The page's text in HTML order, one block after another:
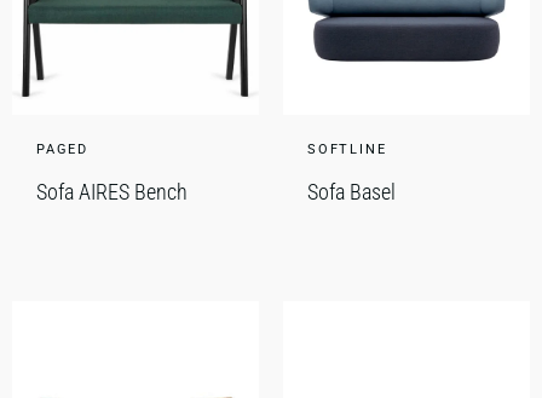
PAGED
Sofa AIRES Bench
SOFTLINE
Sofa Basel